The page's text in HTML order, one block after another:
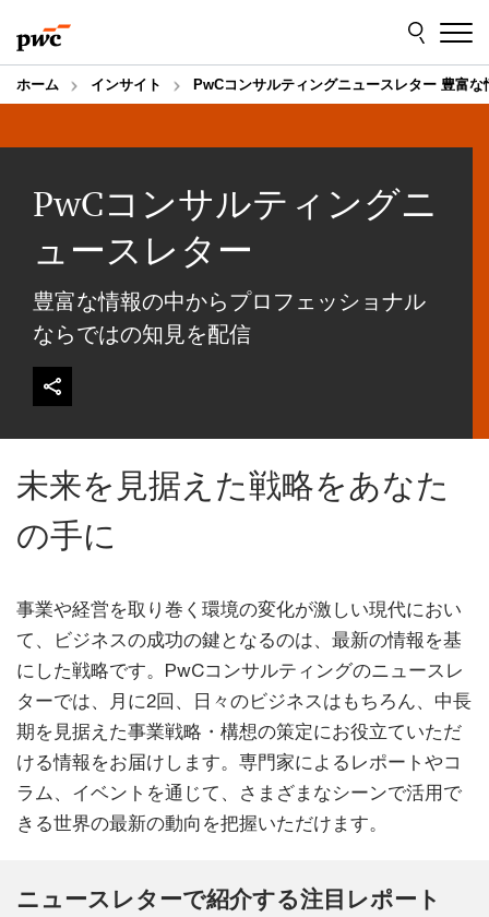
to
content
to
footer
ホーム インサイト PwCコンサルティングニュースレター 豊富
PwCコンサルティングニ
ュースレター
豊富な情報の中からプロフェッショナル
ならではの知見を配信
未来を見据えた戦略をあなた
の手に
事業や経営を取り巻く環境の変化が激しい現代におい
て、ビジネスの成功の鍵となるのは、最新の情報を基
にした戦略です。PwCコンサルティングのニュースレ
ターでは、月に2回、日々のビジネスはもちろん、中長
期を見据えた事業戦略・構想の策定にお役立ていただ
ける情報をお届けします。専門家によるレポートやコ
ラム、イベントを通じて、さまざまなシーンで活用で
きる世界の最新の動向を把握いただけます。
ニュースレターで紹介する注目レポート